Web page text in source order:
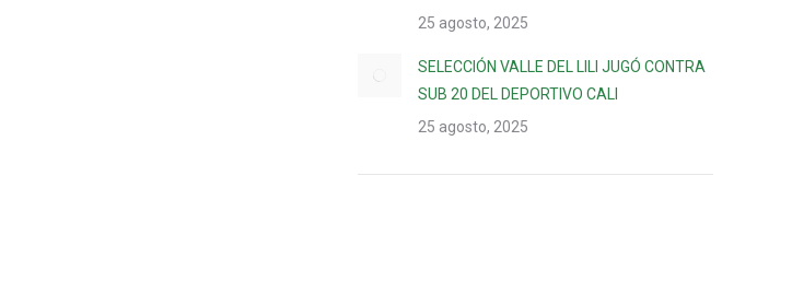
25 agosto, 2025
SELECCIÓN VALLE DEL LILI JUGÓ CONTRA
SUB 20 DEL DEPORTIVO CALI
25 agosto, 2025